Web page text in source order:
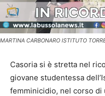
MARTINA CARBONARO ISTITUTO
Casoria si è stretta nel
giovane studentessa
femminicidio, nel corso di